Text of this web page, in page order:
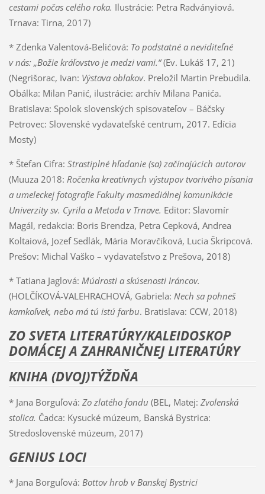
cestami počas celého roka. Ilustrácie: Petra Radványiová.
Trnava: Tirna, 2017)
* Zdenka Valentová-Belićová: To podstatné a neviditeľné
v nás: „Božie kráľovstvo je medzi vami.“(Ev. Lukáš 17, 21)
(Negrišorac, Ivan: Výstava oblakov. Preložil Martin Prebudila.
Obálka: Milan Panić, ilustrácie: archív Milana Panića.
Bratislava: Spolok slovenských spisovateľov – Báčsky
Petrovec: Slovenské vydavateľské centrum, 2017. Edícia
Mosty)
* Štefan Cifra: Strastiplné hľadanie (sa) začínajúcich autorov
(Muuza 2018: Ročenka kreatívnych výstupov tvorivého písania
a umeleckej fotografie Fakulty masmediálnej komunikácie
Univerzity sv. Cyrila a Metoda v Trnave. Editor: Slavomír
Magál, redakcia: Boris Brendza, Petra Cepková, Andrea
Koltaiová, Jozef Sedlák, Mária Moravčíková, Lucia Škripcová.
Prešov: Michal Vaško – vydavateľstvo z Prešova, 2018)
* Tatiana Jaglová: Múdrosti a skúsenosti Iráncov.
(HOLČÍKOVÁ-VALEHRACHOVÁ, Gabriela: Nech sa pohneš
kamkoľvek, nebo má tú istú farbu. Bratislava: CCW, 2018)
ZO SVETA LITERATÚRY/KALEIDOSKOP
DOMÁCEJ A ZAHRANIČNEJ LITERATÚRY
KNIHA (DVOJ)TÝŽDŇA
* Jana Borguľová: Zo zlatého fondu (BEL, Matej: Zvolenská
stolica. Čadca: Kysucké múzeum, Banská Bystrica:
Stredoslovenské múzeum, 2017)
GENIUS LOCI
* Jana Borguľová: Bottov hrob v Banskej Bystrici